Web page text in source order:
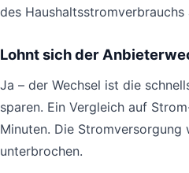
des Haushaltsstromverbrauchs
Lohnt sich der
Ja – der Wechsel ist die
sparen. Ein Vergleich auf
Minuten. Die Stromversorgung
unterbrochen.